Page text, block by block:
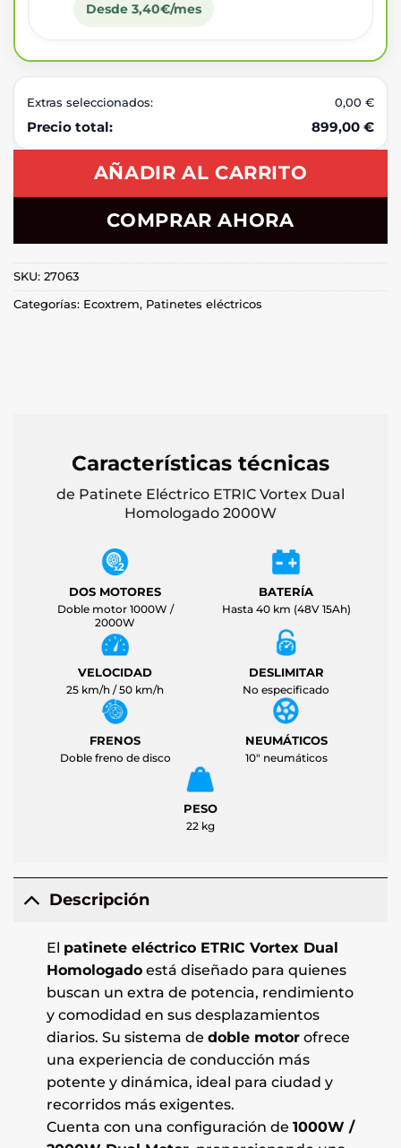
Desde 3,40€/mes
Extras seleccionados: 0,00 €
Precio total: 899,00 €
AÑADIR AL CARRITO
COMPRAR AHORA
SKU: 27063
Categorías: Ecoxtrem, Patinetes eléctricos
Características técnicas
de Patinete Eléctrico ETRIC Vortex Dual
Homologado 2000W
DOS MOTORES
Doble motor 1000W /
2000W
BATERÍA
Hasta 40 km (48V 15Ah)
VELOCIDAD
25 km/h / 50 km/h
DESLIMITAR
No especificado
FRENOS
Doble freno de disco
NEUMÁTICOS
10" neumáticos
PESO
22 kg
Descripción
El patinete eléctrico ETRIC Vortex Dual
Homologadoestá diseñado para quienes
buscan un extra de potencia, rendimiento
y comodidad en sus desplazamientos
diarios. Su sistema de doble motorofrece
una experiencia de conducción más
potente y dinámica, ideal para ciudad y
recorridos más exigentes.
Cuenta con una configuración de 1000W /